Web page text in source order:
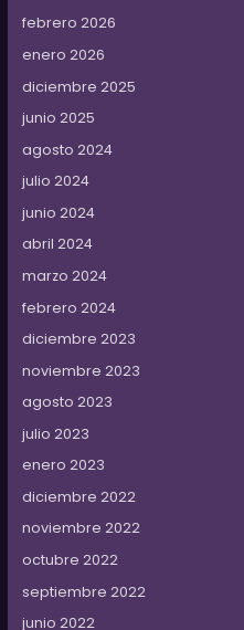
febrero 2026
enero 2026
diciembre 2025
junio 2025
agosto 2024
julio 2024
junio 2024
abril 2024
marzo 2024
febrero 2024
diciembre 2023
noviembre 2023
agosto 2023
julio 2023
enero 2023
diciembre 2022
noviembre 2022
octubre 2022
septiembre 2022
junio 2022